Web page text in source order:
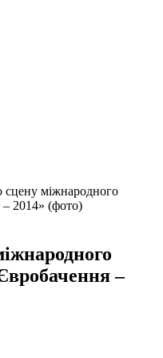
сцену міжнародного
– 2014» (фото)
–